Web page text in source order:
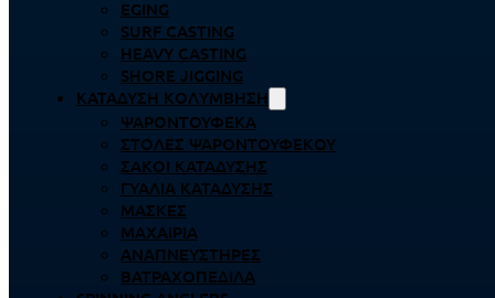
EGING
SURF CASTING
HEAVY CASTING
SHORE JIGGING
ΚΑΤΆΔΥΣΗ ΚΟΛΎΜΒΗΣΗ
ΨΑΡΟΝΤΟΎΦΕΚΑ
ΣΤΟΛΈΣ ΨΑΡΟΝΤΟΎΦΕΚΟΥ
ΣΆΚΟΙ ΚΑΤΆΔΥΣΗΣ
ΓΥΑΛΙΆ ΚΑΤΆΔΥΣΗΣ
ΜΆΣΚΕΣ
ΜΑΧΑΊΡΙΑ
ΑΝΑΠΝΕΥΣΤΉΡΕΣ
ΒΑΤΡΑΧΟΠΈΔΙΛΑ